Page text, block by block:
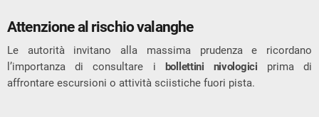
Attenzione al rischio valanghe
Le autorità invitano alla massima prudenza e ricordano
l’importanza di consultare i
bollettini nivologici prima di
affrontare escursioni o attività sciistiche fuori pista.